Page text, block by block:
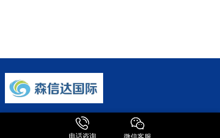
森信达主营业务涵盖国际快递、快件报关、邮寄包裹、转运公司及国
际物流等全链条服务。作为FEDEX、UPS、DHL、TNT等国际快递巨
电话咨询 微信客服